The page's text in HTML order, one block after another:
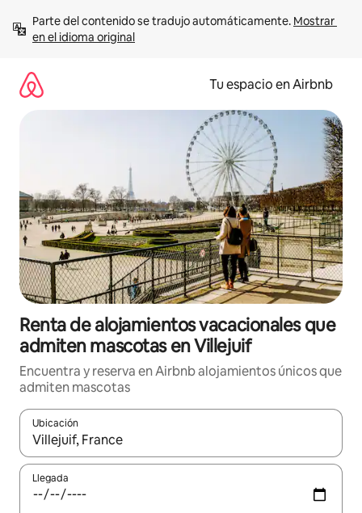
contenido
Parte del contenido se tradujo automáticamente. Mostrar
en el idioma original
Tu espacio en Airbnb
Renta de alojamientos vacacionales que
admiten mascotas en Villejuif
Encuentra y reserva en Airbnb alojamientos únicos que
admiten mascotas
Ubicación
Cuando los resultados estén disponibles, podrás navegar
Llegada